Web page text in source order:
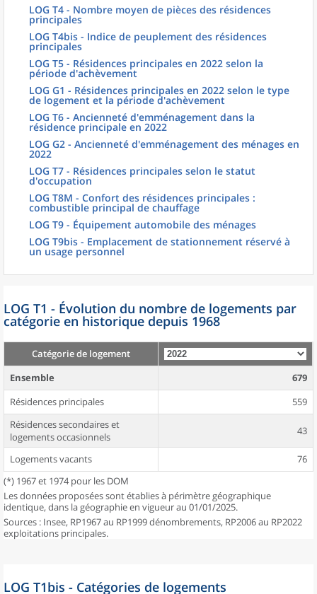
LOG T4 - Nombre moyen de pièces des résidences
principales
LOG T4bis - Indice de peuplement des résidences
principales
LOG T5 - Résidences principales en 2022 selon la
période d'achèvement
LOG G1 - Résidences principales en 2022 selon le type
de logement et la période d'achèvement
LOG T6 - Ancienneté d'emménagement dans la
résidence principale en 2022
LOG G2 - Ancienneté d'emménagement des ménages en
2022
LOG T7 - Résidences principales selon le statut
d'occupation
LOG T8M - Confort des résidences principales :
combustible principal de chauffage
LOG T9 - Équipement automobile des ménages
LOG T9bis - Emplacement de stationnement réservé à
un usage personnel
LOG T1 - Évolution du nombre de logements par
catégorie en historique depuis 1968
Catégorie de logement
Ensemble
679
Résidences principales
559
Résidences secondaires et
logements occasionnels
43
Logements vacants
76
(*) 1967 et 1974 pour les DOM
Les données proposées sont établies à périmètre géographique
identique, dans la géographie en vigueur au 01/01/2025.
Sources : Insee, RP1967 au RP1999 dénombrements, RP2006 au RP2022
exploitations principales.
LOG T1bis - Catégories de logements